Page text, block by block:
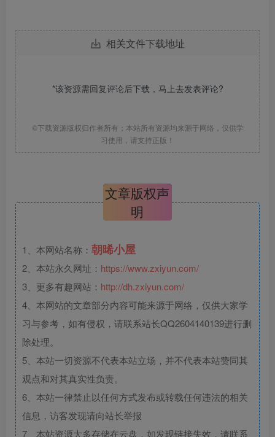
相关文件下载地址
*该资源需回复评论后下载，马上去发表评论?
©下载资源版权归作者所有；本站所有资源均来源于网络，仅供学
习使用，请支持正版！
文章版权声
明
1、本网站名称： 朝晞小屋
2、本站永久网址： https://www.zxiyun.com/
3、更多有趣网站： http://dh.zxiyun.com/
4、本网站的文章部分内容可能来源于网络，仅供大家学
习与参考，如有侵权，请联系站长QQ2604140139进行删
除处理。
5、本站一切资源不代表本站立场，并不代表本站赞同其
观点和对其真实性负责。
6、本站一律禁止以任何方式发布或转载任何违法的相关
信息，访客发现请向站长举报
7、本站资源大多存储在云盘，如发现链接失效，请联系